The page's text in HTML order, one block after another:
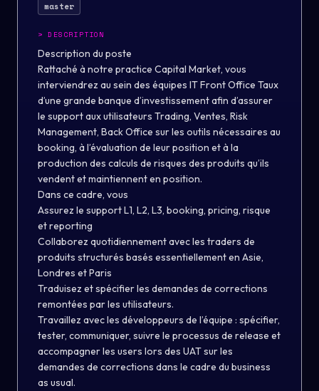
master
>DESCRIPTION
Description du poste
Rattaché à notre practice Capital Market, vous
interviendrez au sein des équipes IT Front Office Taux
d’une grande banque d’investissement afin d’assurer
le support aux utilisateurs Trading, Ventes, Risk
Management, Back Office sur les outils nécessaires au
booking, à l’évaluation de leur position et à la
production des calculs de risques des produits qu’ils
vendent et maintiennent en position.
Dans ce cadre, vous
Assurez le support L1, L2, L3, booking, pricing, risque
et reporting
Collaborez quotidiennement avec les traders de
produits structurés basés essentiellement en Asie,
Londres et Paris
Traduisez et spécifier les demandes de corrections
remontées par les utilisateurs.
Travaillez avec les développeurs de l’équipe : spécifier,
tester, communiquer, suivre le processus de release et
accompagner les users lors des UAT sur les
demandes de corrections dans le cadre du business
as usual.